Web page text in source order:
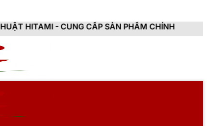
CHÍNH HÃNG, MỚI 100%, ĐẦY ĐỦ CHỨNG TỪ,